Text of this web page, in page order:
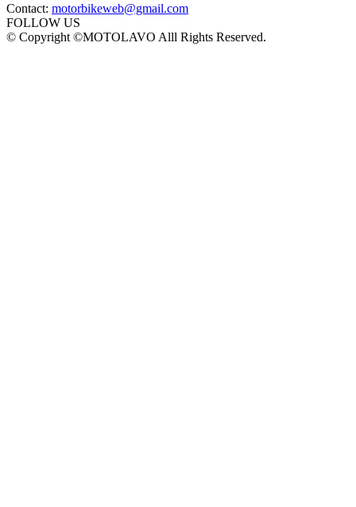
Contact: motorbikeweb@gmail.com
FOLLOW US
© Copyright ©MOTOLAVO Alll Rights Reserved.